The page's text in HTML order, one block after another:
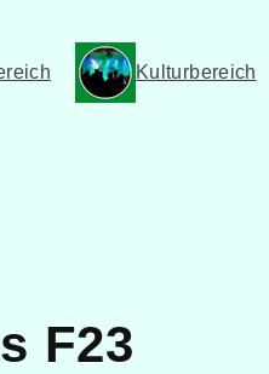
Kulturbereich
F23